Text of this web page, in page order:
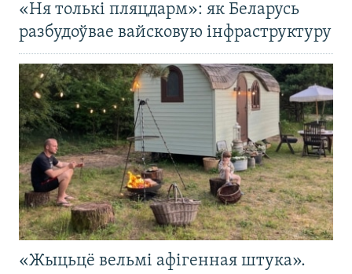
«Ня толькі пляцдарм»: як Беларусь
разбудоўвае вайсковую інфраструктуру
«Жыцьцё вельмі афігенная штука».